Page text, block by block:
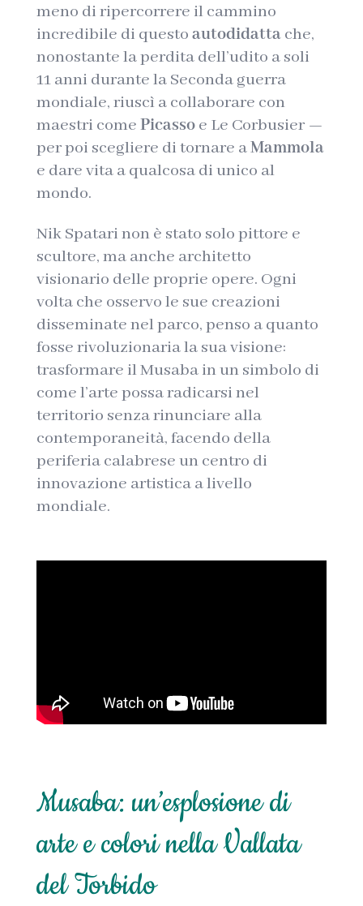
meno di ripercorrere il cammino
incredibile di questo autodidattache,
nonostante la perdita dell’udito a soli
11 anni durante la Seconda guerra
mondiale, riuscì a collaborare con
maestri come Picassoe Le Corbusier —
per poi scegliere di tornare aMammola
e dare vita a qualcosa di unico al
mondo.
Nik Spatari non è stato solo pittore e
scultore, ma anche architetto
visionario delle proprie opere. Ogni
volta che osservo le sue creazioni
disseminate nel parco, penso a quanto
fosse rivoluzionaria la sua visione:
trasformare il Musaba in un simbolo di
come l’arte possa radicarsi nel
territorio senza rinunciare alla
contemporaneità, facendo della
periferia calabrese un centro di
innovazione artistica a livello
mondiale.
Musaba: un’esplosione di
arte e colori nella Vallata
del Torbido